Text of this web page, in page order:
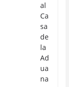
al
Ca
sa
de
la
Ad
ua
na